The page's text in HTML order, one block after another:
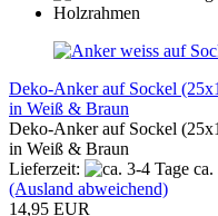
Deko-Anker auf Sockel
in Weiß & Braun
Deko-Anker auf Sockel
in Weiß & Braun
Lieferzeit:
ca.
(Ausland abweichend)
14,95 EUR